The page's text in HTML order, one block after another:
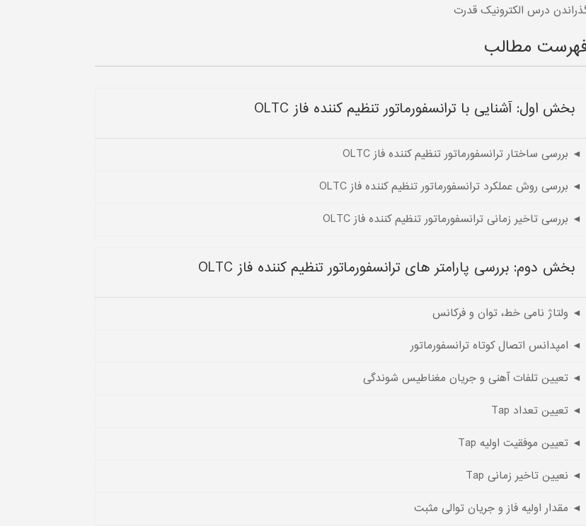
درس الکترونیک قدرت
مطالب
بخش اول: آشنایی با ترانسفورماتور تنظیم کننده فاز OLTC
◄ بررسی ساختار ترانسفورماتور تنظیم کننده فاز OLTC
◄ بررسی روش عملکرد ترانسفورماتور تنظیم کننده فاز OLTC
◄ بررسی تاخیر زمانی ترانسفورماتور تنظیم کننده فاز OLTC
بخش دوم: بررسی پارامتر های ترانسفورماتور تنظیم کننده فاز OLTC
◄ ولتاژ نامی خط، توان و فرکانس
◄ امپدانس اتصال کوتاه ترانسفورماتور
◄ تعیین تلفات آهنی و جریان مغناطیس شوندگی
◄ تعیین تعداد Tap
◄ تعیین موفقیت اولیه Tap
◄ نعیین تاخیر زمانی Tap
◄ مقدار اولیه فاز و جریان توالی مثبت